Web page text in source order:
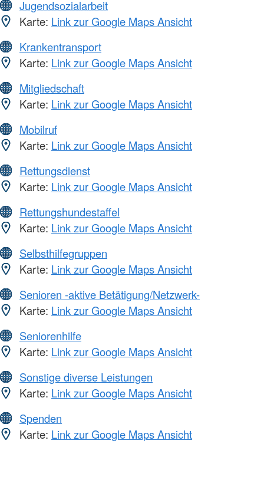
Jugendsozialarbeit
Karte: Link zur Google Maps Ansicht
Krankentransport
Karte: Link zur Google Maps Ansicht
Mitgliedschaft
Karte: Link zur Google Maps Ansicht
Mobilruf
Karte: Link zur Google Maps Ansicht
Rettungsdienst
Karte: Link zur Google Maps Ansicht
Rettungshundestaffel
Karte: Link zur Google Maps Ansicht
Selbsthilfegruppen
Karte: Link zur Google Maps Ansicht
Senioren -aktive Betätigung/Netzwerk-
Karte: Link zur Google Maps Ansicht
Seniorenhilfe
Karte: Link zur Google Maps Ansicht
Sonstige diverse Leistungen
Karte: Link zur Google Maps Ansicht
Spenden
Karte: Link zur Google Maps Ansicht